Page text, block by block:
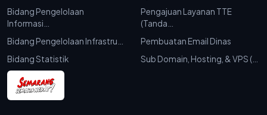
Bidang Pengelolaan
Informasi…
Bidang Pengelolaan Infrastru…
Bidang Statistik
Pengajuan Layanan TTE
(Tanda…
Pembuatan Email Dinas
Sub Domain, Hosting, & VPS (…